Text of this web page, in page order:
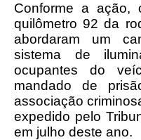
Conforme a ação,
quilômetro 92 da
abordaram um
sistema de
ocupantes do
mandado de
associação
expedido pelo
em julho deste ano.